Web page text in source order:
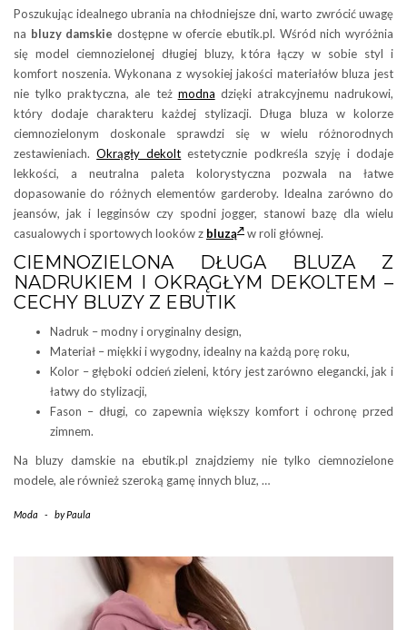
Poszukując idealnego ubrania na chłodniejsze dni, warto zwrócić uwagę
na bluzy damskie dostępne w ofercie ebutik.pl. Wśród nich wyróżnia
się model ciemnozielonej długiej bluzy, która łączy w sobie styl i
komfort noszenia. Wykonana z wysokiej jakości materiałów bluza jest
nie tylko praktyczna, ale też modna dzięki atrakcyjnemu nadrukowi,
który dodaje charakteru każdej stylizacji. Długa bluza w kolorze
ciemnozielonym doskonale sprawdzi się w wielu różnorodnych
zestawieniach.Okrągły dekolt estetycznie podkreśla szyję i dodaje
lekkości, a neutralna paleta kolorystyczna pozwala na łatwe
dopasowanie do różnych elementów garderoby. Idealna zarówno do
jeansów, jak i legginsów czy spodni jogger, stanowi bazę dla wielu
casualowych i sportowych looków z bluzą w roli głównej.
CIEMNOZIELONA DŁUGA BLUZA Z
NADRUKIEM I OKRĄGŁYM DEKOLTEM –
CECHY BLUZY Z EBUTIK
Nadruk – modny i oryginalny design,
Materiał – miękki i wygodny, idealny na każdą porę roku,
Kolor – głęboki odcień zieleni, który jest zarówno elegancki, jak i
łatwy do stylizacji,
Fason – długi, co zapewnia większy komfort i ochronę przed
zimnem.
Na bluzy damskie na ebutik.pl znajdziemy nie tylko ciemnozielone
modele, ale również szeroką gamę innych bluz, …
Moda - byPaula